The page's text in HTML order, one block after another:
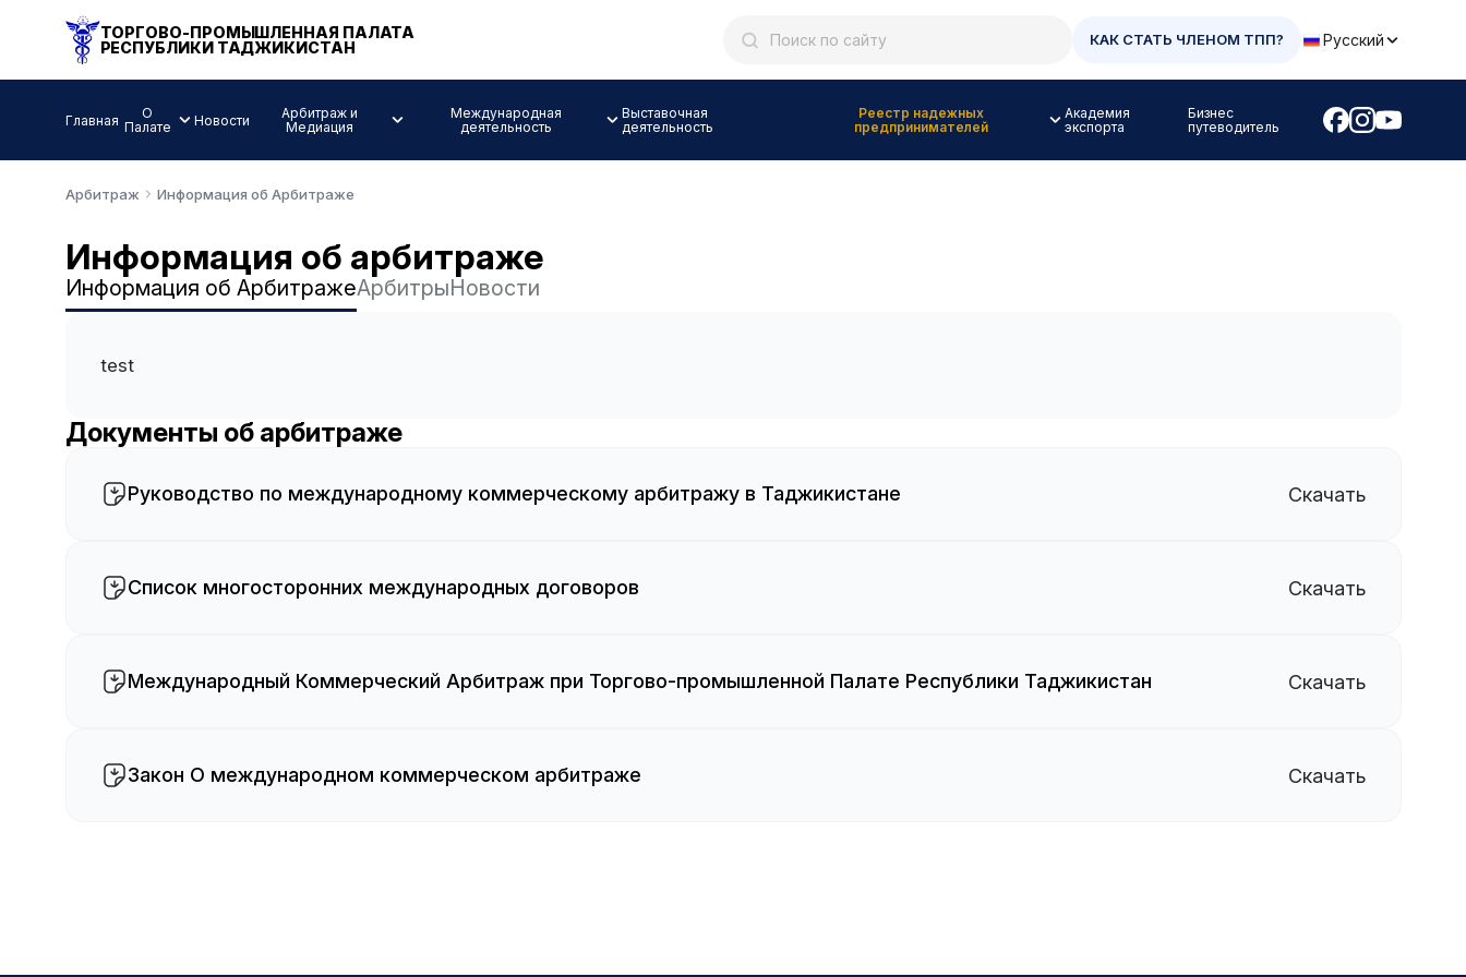
ТОРГОВО-ПРОМЫШЛЕННАЯ ПАЛАТА
РЕСПУБЛИКИ ТАДЖИКИСТАН
КАК СТАТЬ ЧЛЕНОМ ТПП? Русский
Главная
О
Палате
Новости
Арбитраж и
Медиация
Международная
деятельность
Выставочная
деятельность
Реестр надежных
предпринимателей
Академия
экспорта
Бизнес
путеводитель
Арбитраж Информация об Арбитраже
Информация об арбитраже
Информация об АрбитражеАрбитрыНовости
test
Документы об арбитраже
Руководство по международному коммерческому арбитражу в Таджикистане Скачать
Cписок многосторонних международных договоров Скачать
Международный Коммерческий Арбитраж при Торгово-промышленной Палате Республики Таджикистан Скачать
Закон О международном коммерческом арбитраже Скачать